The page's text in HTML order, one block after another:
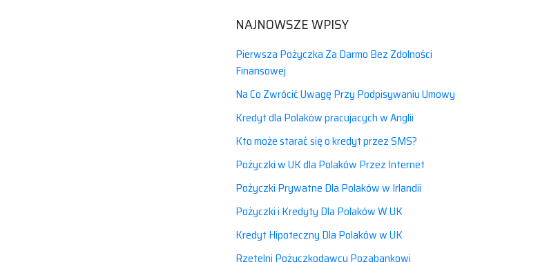
NAJNOWSZE WPISY
Pierwsza Pożyczka Za Darmo Bez Zdolności
Finansowej
Na Co Zwrócić Uwagę Przy Podpisywaniu Umowy
Kredyt dla Polaków pracujacych w Anglii
Kto może starać się o kredyt przez SMS?
Pożyczki w UK dla Polaków Przez Internet
Pożyczki Prywatne Dla Polaków w Irlandii
Pożyczki i Kredyty Dla Polaków W UK
Kredyt Hipoteczny Dla Polaków w UK
Rzetelni Pożyczkodawcy Pozabankowi